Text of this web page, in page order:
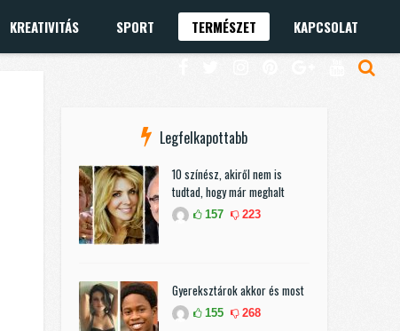
KREATIVITÁS SPORT TERMÉSZET KAPCSOLAT
Legfelkapottabb
10 színész, akiről nem is
tudtad, hogy már meghalt
157 223
Gyereksztárok akkor és most
155 268